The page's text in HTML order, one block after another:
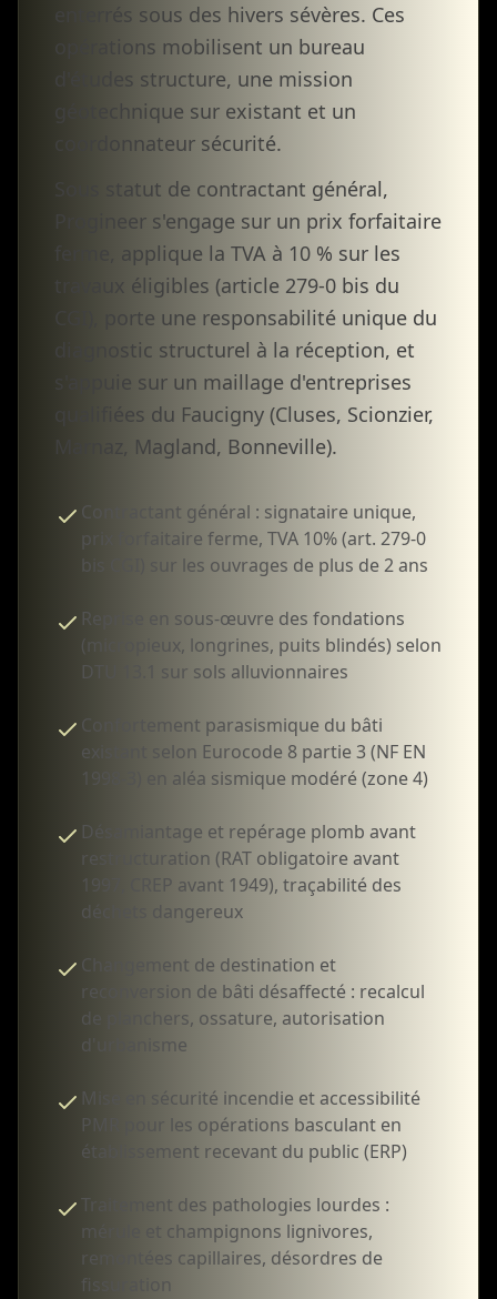
enterrés sous des hivers sévères. Ces
opérations mobilisent un bureau
d'études structure, une mission
géotechnique sur existant et un
coordonnateur sécurité.
Sous statut de contractant général,
Progineer s'engage sur un prix forfaitaire
ferme, applique la TVA à 10 % sur les
travaux éligibles (article 279-0 bis du
CGI), porte une responsabilité unique du
diagnostic structurel à la réception, et
s'appuie sur un maillage d'entreprises
qualifiées du Faucigny (Cluses, Scionzier,
Marnaz, Magland, Bonneville).
Contractant général : signataire unique,
prix forfaitaire ferme, TVA 10% (art. 279-0
bis CGI) sur les ouvrages de plus de 2 ans
Reprise en sous-œuvre des fondations
(micropieux, longrines, puits blindés) selon
DTU 13.1 sur sols alluvionnaires
Confortement parasismique du bâti
existant selon Eurocode 8 partie 3 (NF EN
1998-3) en aléa sismique modéré (zone 4)
Désamiantage et repérage plomb avant
restructuration (RAT obligatoire avant
1997, CREP avant 1949), traçabilité des
déchets dangereux
Changement de destination et
reconversion de bâti désaffecté : recalcul
de planchers, ossature, autorisation
d'urbanisme
Mise en sécurité incendie et accessibilité
PMR pour les opérations basculant en
établissement recevant du public (ERP)
Traitement des pathologies lourdes :
mérule et champignons lignivores,
remontées capillaires, désordres de
fissuration